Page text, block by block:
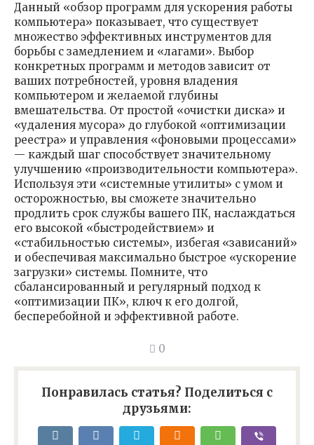
Данный «обзор программ для ускорения работы
компьютера» показывает, что существует
множество эффективных инструментов для
борьбы с замедлением и «лагами». Выбор
конкретных программ и методов зависит от
ваших потребностей, уровня владения
компьютером и желаемой глубины
вмешательства. От простой «очистки диска» и
«удаления мусора» до глубокой «оптимизации
реестра» и управления «фоновыми процессами»
— каждый шаг способствует значительному
улучшению «производительности компьютера».
Используя эти «системные утилиты» с умом и
осторожностью, вы сможете значительно
продлить срок службы вашего ПК, наслаждаться
его высокой «быстродействием» и
«стабильностью системы», избегая «зависаний»
и обеспечивая максимально быстрое «ускорение
загрузки» системы. Помните, что
сбалансированный и регулярный подход к
«оптимизации ПК», ключ к его долгой,
бесперебойной и эффективной работе.
0
Понравилась статья? Поделиться с
друзьями: